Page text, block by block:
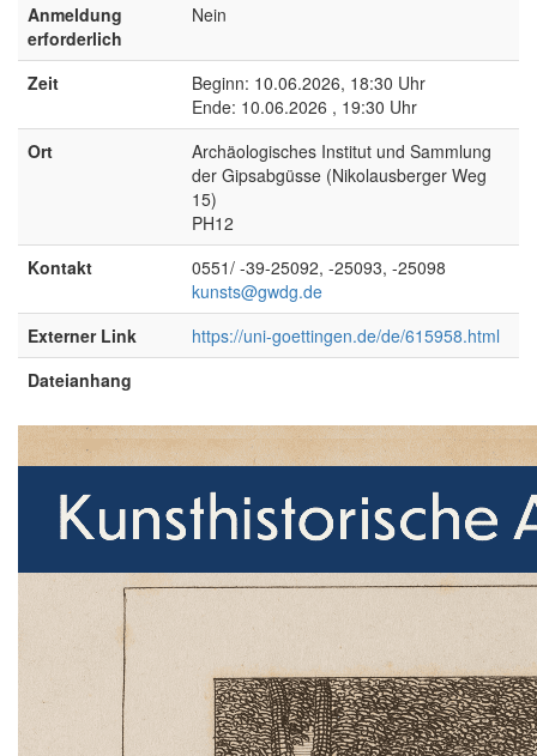
Anmeldung
erforderlich
Nein
Zeit
Beginn: 10.06.2026, 18:30 Uhr
Ende: 10.06.2026 , 19:30 Uhr
Ort
Archäologisches Institut und Sammlung
der Gipsabgüsse (Nikolausberger Weg
15)
PH12
Kontakt
0551/ -39-25092, -25093, -25098
kunsts@gwdg.de
Externer Link
https://uni-goettingen.de/de/615958.html
Dateianhang